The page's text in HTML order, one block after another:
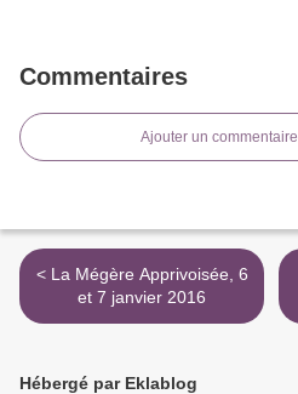
Commentaires
Ajouter un commentaire
< La Mégère Apprivoisée, 6
et 7 janvier 2016
Hébergé par Eklablog